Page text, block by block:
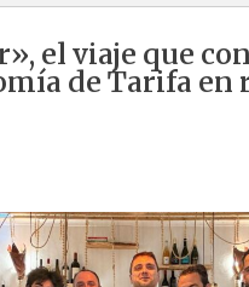
el viaje que
de Tarifa en